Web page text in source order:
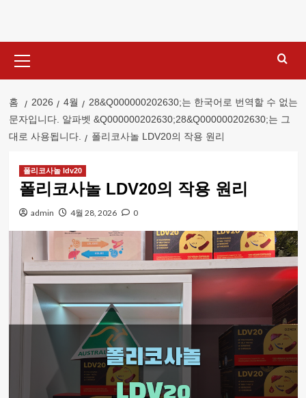
츠
건
본
메
홈 2026 4월
28&Q000000202630;는 한국어로 번역할 수 없는
문자입니다. 알파벳 &Q000000202630;28&Q000000202630;는 그
대로 사용됩니다.
폴리코사놀 LDV20의 작용 원리
폴리코사놀 ldv20
폴리코사놀 LDV20의 작용 원리
admin 4월 28, 2026 0